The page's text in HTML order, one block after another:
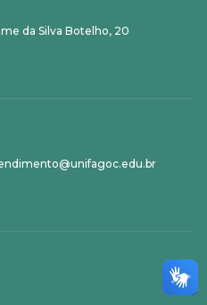
da Silva Botelho, 20